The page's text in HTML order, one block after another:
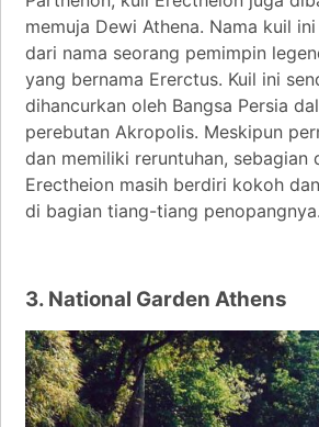
memuja Dewi Athena. Nama kuil
dari nama seorang pemimpin
yang bernama Ererctus. Kuil ini
dihancurkan oleh Bangsa Persia
perebutan Akropolis. Meskipun
dan memiliki reruntuhan, sebagian
Erectheion masih berdiri kokoh
di bagian tiang-tiang penopangnya.
3. National Garden Athens